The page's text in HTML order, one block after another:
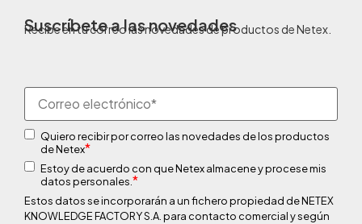
Suscríbete a las novedades
Recibe en tu correo las novedades de productos de Netex.
Quiero recibir por correo las novedades de los productos
de Netex*
Estoy de acuerdo con que Netex almacene y procese mis
datos personales.*
Estos datos se incorporarán a un fichero propiedad de NETEX
KNOWLEDGE FACTORY S.A. para contacto comercial y según